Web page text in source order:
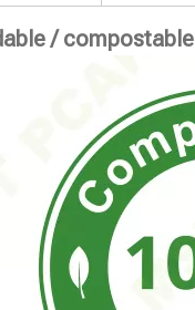
/ compostable